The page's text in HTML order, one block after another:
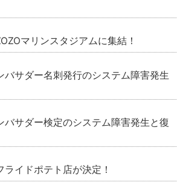
マリンスタジアムに集結！
バサダー名刺発行のシステム障害発生
バサダー検定のシステム障害発生と復
イドポテト店が決定！